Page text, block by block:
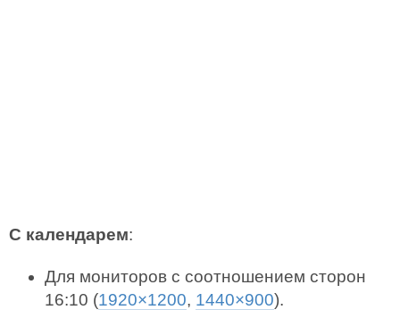
С календарем:
Для мониторов с соотношением сторон
16:10 (1920×1200, 1440×900).